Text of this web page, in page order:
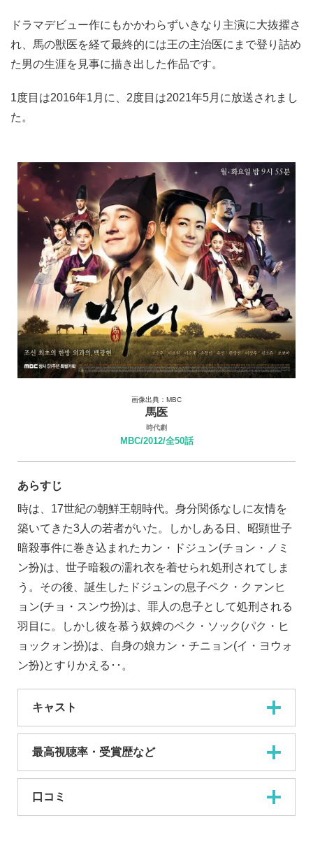
ドラマデビュー作にもかかわらずいきなり主演に大抜擢さ
れ、馬の獣医を経て最終的には王の主治医にまで登り詰め
た男の生涯を見事に描き出した作品です。
1度目は2016年1月に、2度目は2021年5月に放送されまし
た。
画像出典：MBC
馬医
時代劇
MBC/2012/全50話
あらすじ
時は、17世紀の朝鮮王朝時代。身分関係なしに友情を
築いてきた3人の若者がいた。しかしある日、昭顕世子
暗殺事件に巻き込まれたカン・ドジュン(チョン・ノミ
ン扮)は、世子暗殺の濡れ衣を着せられ処刑されてしま
う。その後、誕生したドジュンの息子ペク・クァンヒ
ョン(チョ・スンウ扮)は、罪人の息子として処刑される
羽目に。しかし彼を慕う奴婢のペク・ソック(パク・ヒ
ョックォン扮)は、自身の娘カン・チニョン(イ・ヨウォ
ン扮)とすりかえる･･。
キャスト
最高視聴率・受賞歴など
口コミ